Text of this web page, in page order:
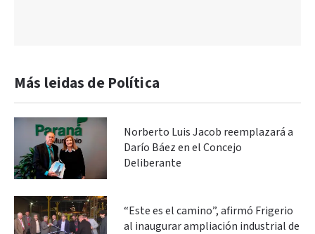
Más leidas de Política
Norberto Luis Jacob reemplazará a
Darío Báez en el Concejo
Deliberante
“Este es el camino”, afirmó Frigerio
al inaugurar ampliación industrial de